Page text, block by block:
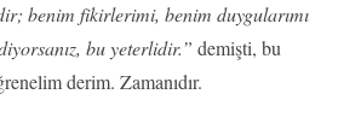
benim fikirlerimi, benim duygularımı
bu yeterlidir.” demişti, bu
derim. Zamanıdır.